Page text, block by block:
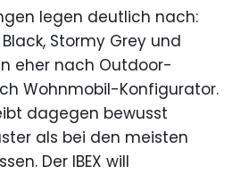
legen deutlich nach:
Stormy Grey und
eher nach Outdoor-
Wohnmobil-Konfigurator.
dagegen bewusst
als bei den meisten
Der IBEX will